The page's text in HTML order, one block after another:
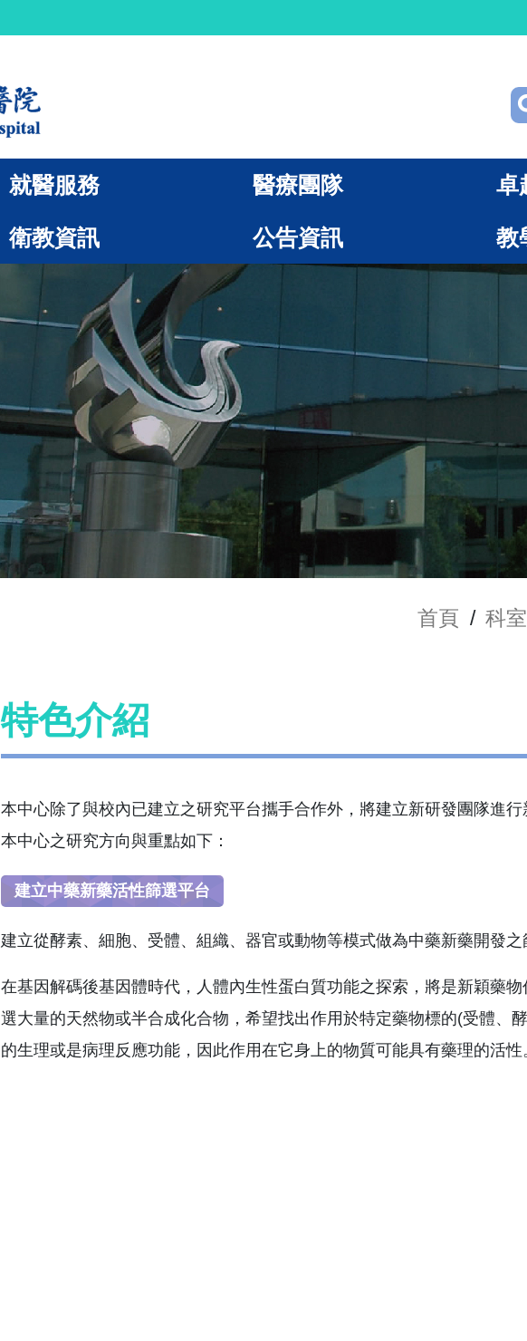
就醫服務 醫療團隊 卓
衛教資訊 公告資訊 教
首頁 / 科
特色介紹
本中心除了與校內已建立之研究平台攜手合作外，將建立新研發團隊進行
本中心之研究方向與重點如下：
建立中藥新藥活性篩選平台
建立從酵素、細胞、受體、組織、器官或動物等模式做為中藥新藥開發之
在基因解碼後基因體時代，人體內生性蛋白質功能之探索，將是新穎藥
選大量的天然物或半合成化合物，希望找出作用於特定藥物標的(受體、
的生理或是病理反應功能，因此作用在它身上的物質可能具有藥理的活性